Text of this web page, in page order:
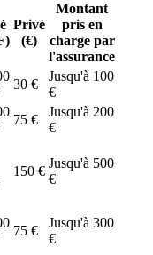
Privé
(€)
Montant
pris en
charge par
l'assurance
30 €
Jusqu'à 100
€
75 €
Jusqu'à 200
€
150 €
Jusqu'à 500
€
75 €
Jusqu'à 300
€